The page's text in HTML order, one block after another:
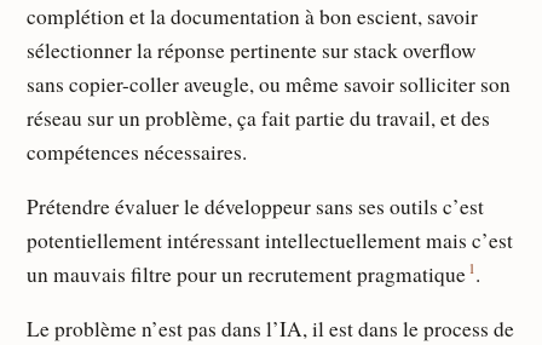
complétion et la documentation à bon escient, savoir
sélectionner la réponse pertinente sur stack overflow
sans copier-coller aveugle, ou même savoir solliciter son
réseau sur un problème, ça fait partie du travail, et des
compétences nécessaires.
Prétendre évaluer le développeur sans ses outils c’est
potentiellement intéressant intellectuellement mais c’est
un mauvais filtre pour un recrutement pragmatique 1.
Le problème n’est pas dans l’IA, il est dans le process de